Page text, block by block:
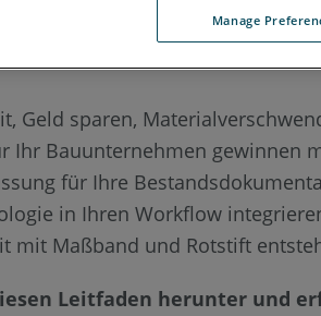
Geld sparen,
Ihr Bauunternehmen gewinnen
für Ihre
in Ihren Workflow
mit Maßband und Rotstift
Leitfaden herunter und
Manage